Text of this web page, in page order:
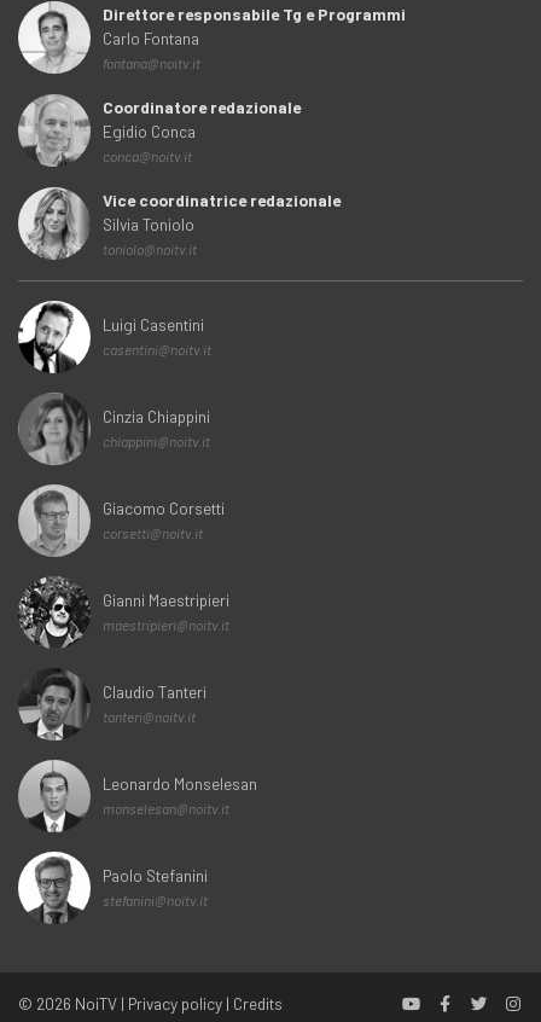
Direttore responsabile Tg e Programmi
Carlo Fontana
fontana@noitv.it
Coordinatore redazionale
Egidio Conca
conca@noitv.it
Vice coordinatrice redazionale
Silvia Toniolo
toniolo@noitv.it
Luigi Casentini
casentini@noitv.it
Cinzia Chiappini
chiappini@noitv.it
Giacomo Corsetti
corsetti@noitv.it
Gianni Maestripieri
maestripieri@noitv.it
Claudio Tanteri
tanteri@noitv.it
Leonardo Monselesan
monselesan@noitv.it
Paolo Stefanini
stefanini@noitv.it
© 2026 NoiTV | Privacy policy | Credits